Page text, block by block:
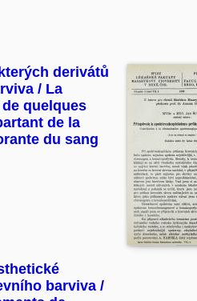
derivátů
/ La
quelques
de la
du sang
barviva /